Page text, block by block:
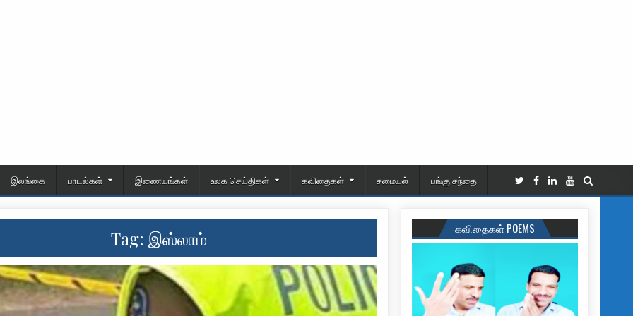
இலங்கை பாடல்கள் இணையங்கள் உலக செய்திகள் கவிதைகள் சமையல் பங்கு சந்தை
Tag: இஸ்லாம் கவிதைகள் POEMS